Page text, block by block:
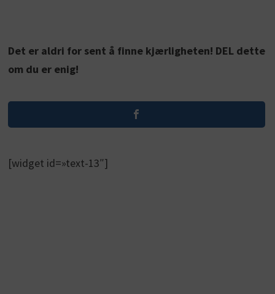
Det er aldri for sent å finne kjærligheten! DEL dette
om du er enig!
[widget id=»text-13″]